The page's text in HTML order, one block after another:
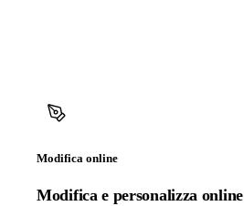
Modifica online
Modifica e personalizza online